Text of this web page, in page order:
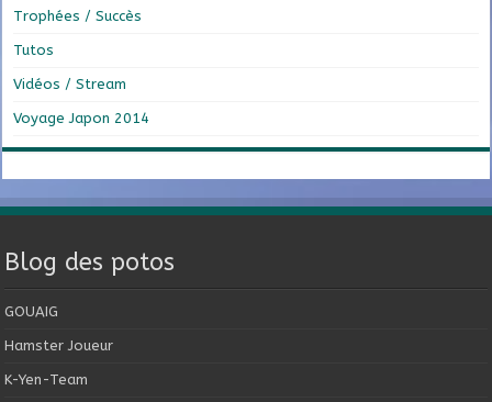
Trophées / Succès
Tutos
Vidéos / Stream
Voyage Japon 2014
Blog des potos
GOUAIG
Hamster Joueur
K-Yen-Team